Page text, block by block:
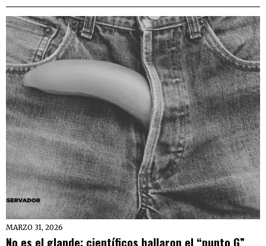
MARZO 31, 2026
No es el glande: científicos hallaron el “punto G”